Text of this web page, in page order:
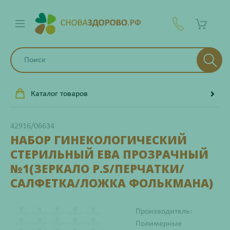
Каталог товаров
42916/06634
НАБОР ГИНЕКОЛОГИЧЕСКИЙ
СТЕРИЛЬНЫЙ ЕВА ПРОЗРАЧНЫЙ
№1(ЗЕРКАЛО Р.S/ПЕРЧАТКИ/
САЛФЕТКА/ЛОЖКА ФОЛЬКМАНА)
Производитель:
Полимерные